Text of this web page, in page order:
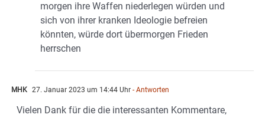
morgen ihre Waffen niederlegen würden und
sich von ihrer kranken Ideologie befreien
könnten, würde dort übermorgen Frieden
herrschen
MHK 27. Januar 2023 um 14:44 Uhr - Antworten
Vielen Dank für die die interessanten Kommentare,